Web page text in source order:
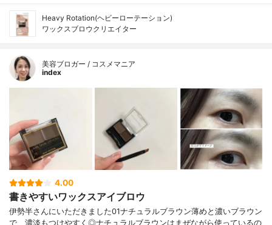
Heavy Rotation(ヘビーローテーション)
ワックスブロウクリエイター
美容ブロガー / コスメマニア
index
4.00
書きやすいワックスアイブロウ
伊勢半さんにいただきました01ナチュラルブラウン薄めと濃いブラウン
で、濃淡もつけやすく◎ナチュラルブラウンはまぜながら使っているの